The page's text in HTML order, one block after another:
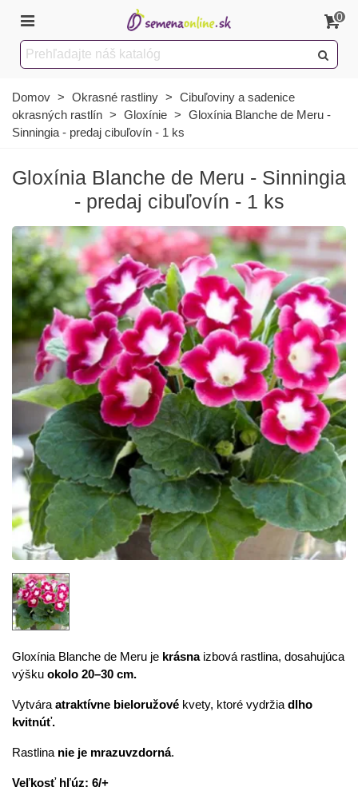
0
Domov > Okrasné rastliny > Cibuľoviny a sadenice
okrasných rastlín > Gloxínie > Gloxínia Blanche de Meru -
Sinningia - predaj cibuľovín - 1 ks
Gloxínia Blanche de Meru - Sinningia
- predaj cibuľovín - 1 ks
Gloxínia Blanche de Meru je krásnaizbová rastlina, dosahujúca
výšku okolo 20–30 cm.
Vytvára atraktívne bieloružové kvety, ktoré vydržia dlho
kvitnúť.
Rastlina nie je mrazuvzdorná.
Veľkosť hľúz: 6/+